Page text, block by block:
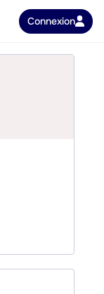
Connexion